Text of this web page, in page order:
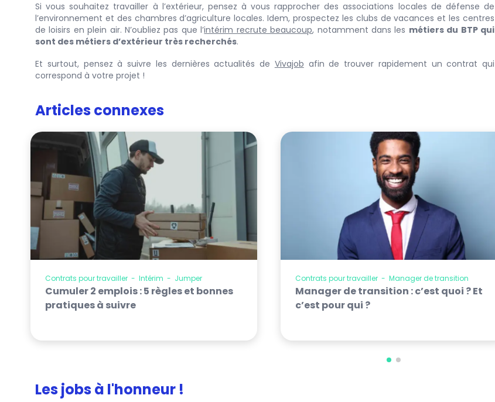
Si vous souhaitez travailler à l’extérieur, pensez à vous rapprocher des associations locales de défense de
l’environnement et des chambres d’agriculture locales. Idem, prospectez les clubs de vacances et les centres
de loisirs en plein air. N’oubliez pas que l’intérim recrute beaucoup, notamment dans les métiers du BTP qui
sont des métiers d’extérieur très recherchés.
Et surtout, pensez à suivre les dernières actualités de Vivajob afin de trouver rapidement un contrat qui
correspond à votre projet !
Articles connexes
Contrats pour travailler - Intérim - Jumper
Cumuler 2 emplois : 5 règles et bonnes
pratiques à suivre
Contrats pour travailler- Manager de transition
Manager de transition : c’est quoi ? Et
c’est pour qui ?
Les jobs à l'honneur !